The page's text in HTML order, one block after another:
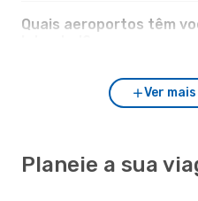
Quais aeroportos têm
Ver
Planeie a sua